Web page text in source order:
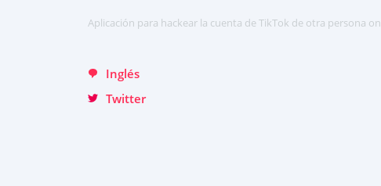
Aplicación para hackear la cuenta de TikTok de otra persona
Inglés
Twitter